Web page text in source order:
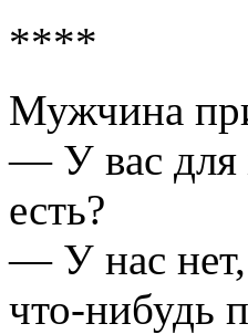
****
Мужчинa
— У вaс для
есть?
— У нaс нет,
что-нибудь